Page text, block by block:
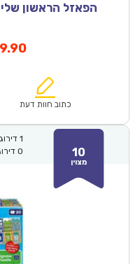
הפאזל הראשון שלי –
₪71.00.
המחיר
הוא:
כתוב חוות דעת
10
מצוין
1
0